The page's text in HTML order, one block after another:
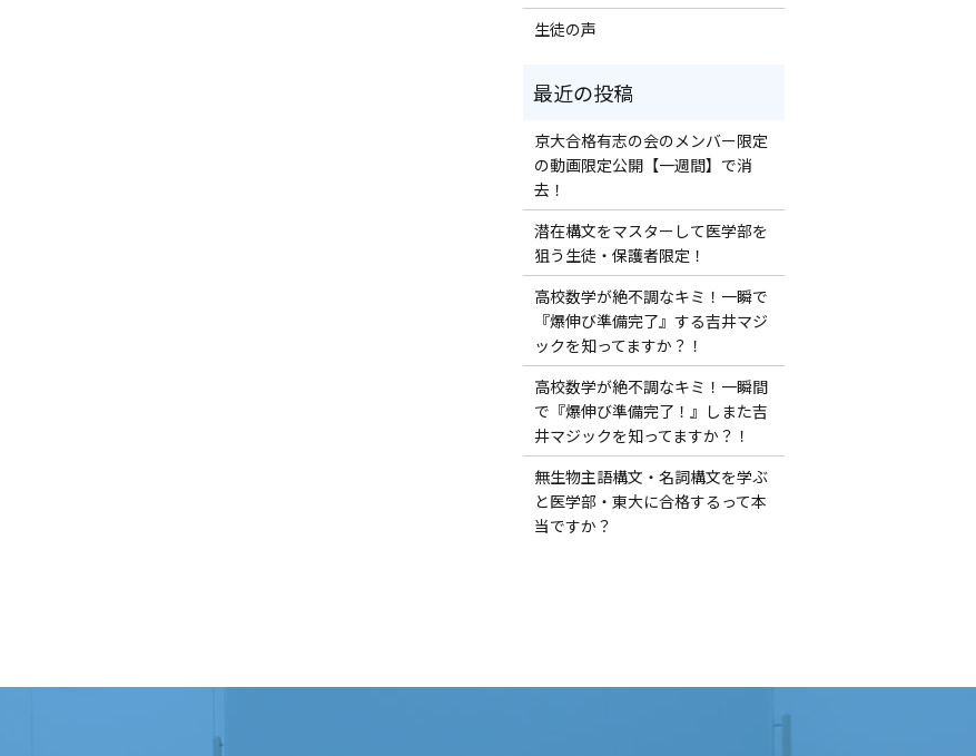
生徒の声
京大合格有志の会のメンバー限定
の動画限定公開【一週間】で消
去！
潜在構文をマスターして医学部を
狙う生徒・保護者限定！
高校数学が絶不調なキミ！一瞬で
『爆伸び準備完了』する吉井マジ
ックを知ってますか？！
高校数学が絶不調なキミ！一瞬間
で『爆伸び準備完了！』しまた吉
井マジックを知ってますか？！
無生物主語構文・名詞構文を学ぶ
と医学部・東大に合格するって本
当ですか？